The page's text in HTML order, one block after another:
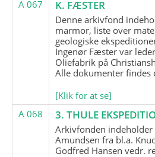
A 067
K. FÆSTER
Denne arkivfond
marmor, liste over
geologiske
Ingenør Fæster var
Oliefabrik på
Alle dokumenter findes
[Klik for at se]
A 068
3. THULE
Arkivfonden
Amundsen fra bl.a.
Godfred Hansen vedr.